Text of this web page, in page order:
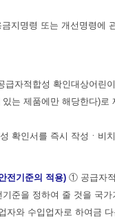
지명령 또는 개선명령에
급자적합성 확인대상어린
는 제품에만 해당한다)
확인서를 즉시 작성ㆍ비
전기준의 적용) ① 공급자
준을 정하여 줄 것을 국
와 수입업자로 하여금